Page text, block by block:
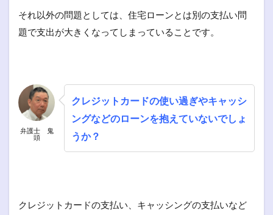
それ以外の問題としては、住宅ローンとは別の支払い問
題で支出が大きくなってしまっていることです。
弁護士 鬼
頭
クレジットカードの使い過ぎやキャッシ
ングなどのローンを抱えていないでしょ
うか？
クレジットカードの支払い、キャッシングの支払いなど